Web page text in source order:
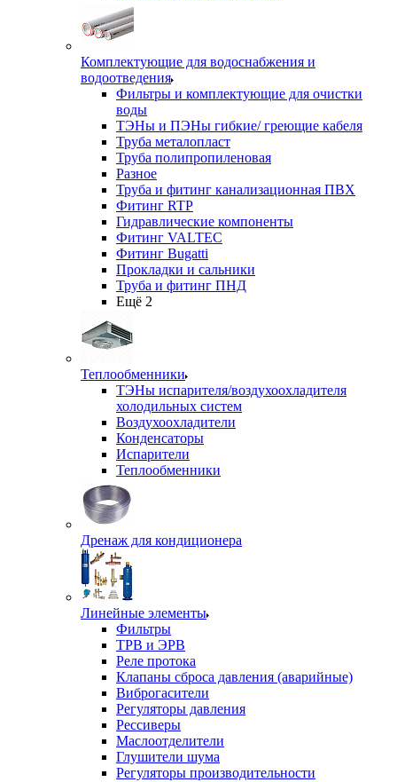
Комплектующие для водоснабжения и
водоотведения
Фильтры и комплектующие для очистки
воды
ТЭНы и ПЭНы гибкие/ греющие кабеля
Труба металопласт
Труба полипропиленовая
Разное
Труба и фитинг канализационная ПВХ
Фитинг RTP
Гидравлические компоненты
Фитинг VALTEC
Фитинг Bugatti
Прокладки и сальники
Труба и фитинг ПНД
Ещё 2
Теплообменники
ТЭНы испарителя/воздухоохладителя
холодильных систем
Воздухоохладители
Конденсаторы
Испарители
Теплообменники
Дренаж для кондиционера
Линейные элементы
Фильтры
ТРВ и ЭРВ
Реле протока
Клапаны сброса давления (аварийные)
Виброгасители
Регуляторы давления
Рессиверы
Маслоотделители
Глушители шума
Регуляторы производительности